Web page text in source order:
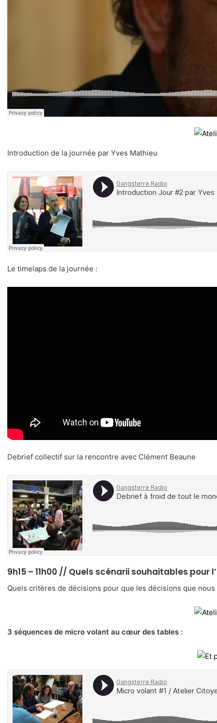
Introduction de la journée par Yves Mathieu
Le timelaps de la journée :
Debrief collectif sur la rencontre avec Clément Beaune
9h15 – 11h00 // Quels scénarii souhaitables pour
Quels critères de décisions pour que les décisions que
3 séquences de micro volant au cœur des tables :